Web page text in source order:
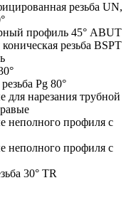
резьба UN,
профиль 45° ABUT
резьба BSPT
Pg 80°
для нарезания трубной
неполного профиля с
неполного профиля с
30° TR